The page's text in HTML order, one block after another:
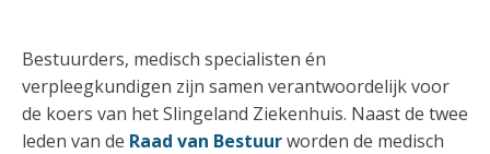
Bestuurders, medisch specialisten én
verpleegkundigen zijn samen verantwoordelijk voor
de koers van het Slingeland Ziekenhuis. Naast de twee
leden van de Raad van Bestuurworden de medisch